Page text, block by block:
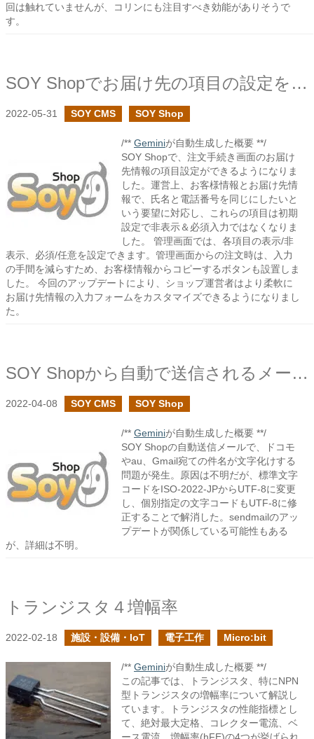
回は触れていませんが、コリンにも注目すべき効能がありそうで
す。
SOY Shopでお届け先の項目の設定を追加しました
2022-05-31 SOY CMS SOY Shop
/** Geminiが自動生成した概要 **/
SOY Shopで、注文手続き画面のお届け
先情報の項目設定ができるようになりま
した。運営上、お客様情報とお届け先情
報で、氏名と電話番号を同じにしたいと
いう要望に対応し、これらの項目は初期
設定で非表示＆必須入力ではなくなりま
した。 管理画面では、各項目の表示/非
表示、必須/任意を設定できます。管理画面からの注文時は、入力
の手間を減らすため、お客様情報からコピーするボタンも設置しま
した。 今回のアップデートにより、ショップ運営者はより柔軟に
お届け先情報の入力フォームをカスタマイズできるようになりまし
た。
SOY Shopから自動で送信されるメールの件名が文字化けだった時の対応
2022-04-08 SOY CMS SOY Shop
/** Geminiが自動生成した概要 **/
SOY Shopの自動送信メールで、ドコモ
やau、Gmail宛ての件名が文字化けする
問題が発生。原因は不明だが、標準文字
コードをISO-2022-JPからUTF-8に変更
し、個別指定の文字コードもUTF-8に修
正することで解消した。sendmailのアッ
プデートが関係している可能性もある
が、詳細は不明。
トランジスタ４増幅率
2022-02-18 施設・設備・IoT 電子工作 Micro:bit
/** Geminiが自動生成した概要 **/
この記事では、トランジスタ、特にNPN
型トランジスタの増幅率について解説し
ています。トランジスタの性能指標とし
て、絶対最大定格、コレクター電流、ベ